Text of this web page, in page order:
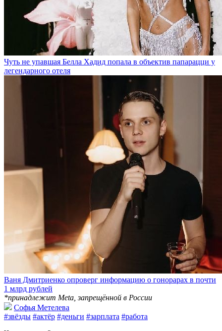
Чуть не упавшая Белла Хадид попала в объектив папарацци у
легендарного отеля
Ваня Дмитриенко опроверг информацию о гонорарах в почти
1 млрд рублей
*принадлежит Meta, запрещённой в России
Софья Метелева
#звёзды #актёр #деньги #зарплата #работа